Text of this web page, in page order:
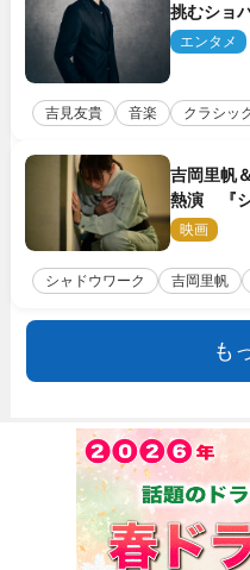
挑むショ
エンタメ
吉見友貴 音楽 クラシッ
吉岡里帆
熱演 『シ
公開
映画
シャドウワーク 吉岡里帆
も